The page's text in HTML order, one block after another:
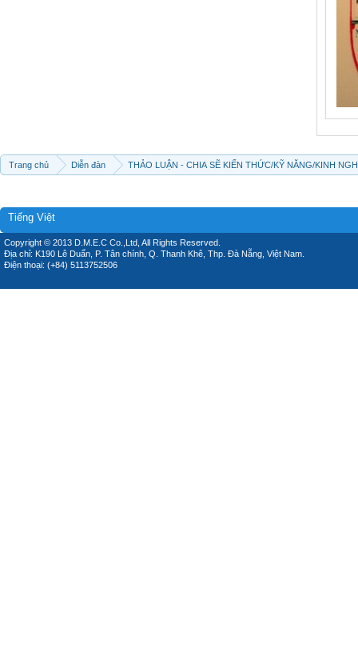
Trang chủ Diễn đàn THẢO LUẬN - CHIA SẼ KIẾN THỨC/KỸ NĂNG/KINH
Tiếng Việt
Copyright © 2013 D.M.E.C Co.,Ltd, All Rights Reserved.
Địa chỉ: K190 Lê Duẩn, P. Tân chính, Q. Thanh Khê, Thp. Đà Nẵng, Việt Nam.
Điện thoại: (+84) 5113752506